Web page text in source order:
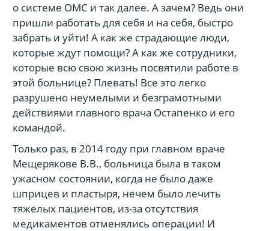
о системе ОМС и так далее. А зачем? Ведь они
пришли работать для себя и на себя, быстро
забрать и уйти! А как же страдающие люди,
которые ждут помощи? А как же сотрудники,
которые всю свою жизнь посвятили работе в
этой больнице? Плевать! Все это легко
разрушено неумелыми и безграмотными
действиями главного врача Остапенко и его
командой.
Только раз, в 2014 году при главном враче
Мещерякове В.В., больница была в таком
ужасном состоянии, когда не было даже
шприцев и пластыря, нечем было лечить
тяжелых пациентов, из-за отсутствия
медикаментов отменялись операции! И